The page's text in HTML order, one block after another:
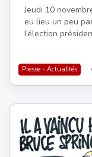
Jeudi 10
eu lieu un peu
l’élection
Presse - Actualités